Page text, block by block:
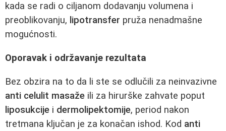
kada se radi o ciljanom dodavanju volumena i
preoblikovanju, lipotransfer pruža nenadmašne
mogućnosti.
Oporavak i održavanje rezultata
Bez obzira na to da li ste se odlučili za neinvazivne
anti celulit masaže ili za hirurške zahvate poput
liposukcije i dermolipektomije, period nakon
tretmana ključan je za konačan ishod. Kod anti